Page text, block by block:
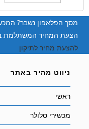
מסך הפלאפון נשבר?
הצעת המחיר המשתלמת
להצעת מחיר לתיקון
ניווט מהיר באתר
ראשי
מכשירי סלולר